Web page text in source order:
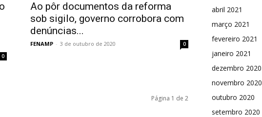
0
Ao pôr documentos da reforma
sob sigilo, governo corrobora com
denúncias...
FENAMP - 3 de outubro de 2020 0
Página 1 de 2
abril 2021
março 2021
fevereiro 2021
janeiro 2021
dezembro 2020
novembro 2020
outubro 2020
setembro 2020